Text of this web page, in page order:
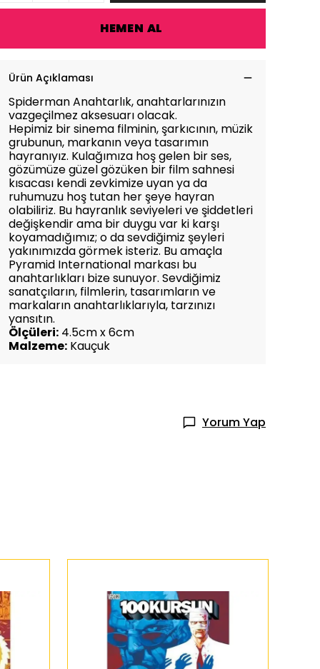
HEMEN AL
Ürün Açıklaması
Spiderman Anahtarlık, anahtarlarınızın
vazgeçilmez aksesuarı olacak.
Hepimiz bir sinema filminin, şarkıcının, müzik
grubunun, markanın veya tasarımın
hayranıyız. Kulağımıza hoş gelen bir ses,
gözümüze güzel gözüken bir film sahnesi
kısacası kendi zevkimize uyan ya da
ruhumuzu hoş tutan her şeye hayran
olabiliriz. Bu hayranlık seviyeleri ve şiddetleri
değişkendir ama bir duygu var ki karşı
koyamadığımız; o da sevdiğimiz şeyleri
yakınımızda görmek isteriz. Bu amaçla
Pyramid International markası bu
anahtarlıkları bize sunuyor. Sevdiğimiz
sanatçıların, filmlerin, tasarımların ve
markaların anahtarlıklarıyla, tarzınızı
yansıtın.
Ölçüleri: 4.5cm x 6cm
Malzeme: Kauçuk
Yorum Yap